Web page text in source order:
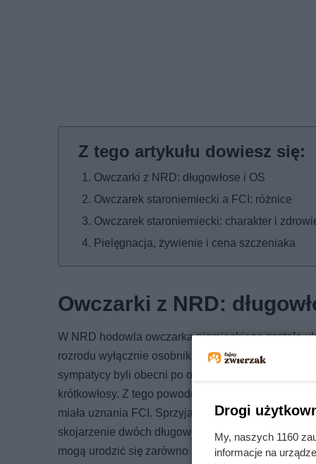
Owczarki z NRD: długowłose i OS
Owczarek staroniemiecki a FCI: różnice
Owczarek staroniemiecki: charakter i
Pielęgnacja, żywienie i cena szczeniaka
Owczarki z NRD:
W NRD hodowla owczarka niemieckiego została
rozrodu wyłącznie osobników krótkowłosych.
sympatycy byli obecni po obu stronach muru
krótkowłosy. Z tego powodu odmiana długowłosa
miała uznania FCI. Sprzyjała temu genetyka:
skojarzenie dwóch długowłosych psów daje
mogą urodzić się zarówno szczenięta krótko-, jak i
Drogi
My, naszych 1160
informacje na